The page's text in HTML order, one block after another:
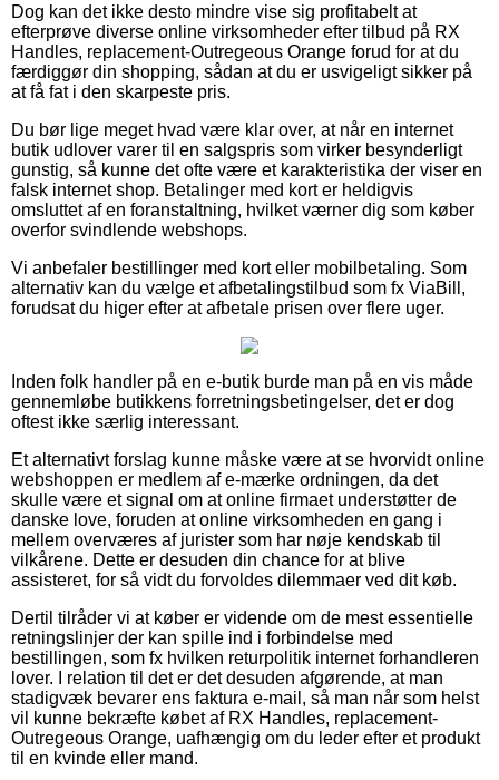
Dog kan det ikke desto mindre vise sig profitabelt at
efterprøve diverse online virksomheder efter tilbud på RX
Handles, replacement-Outregeous Orange forud for at du
færdiggør din shopping, sådan at du er usvigeligt sikker på
at få fat i den skarpeste pris.
Du bør lige meget hvad være klar over, at når en internet
butik udlover varer til en salgspris som virker besynderligt
gunstig, så kunne det ofte være et karakteristika der viser en
falsk internet shop. Betalinger med kort er heldigvis
omsluttet af en foranstaltning, hvilket værner dig som køber
overfor svindlende webshops.
Vi anbefaler bestillinger med kort eller mobilbetaling. Som
alternativ kan du vælge et afbetalingstilbud som fx ViaBill,
forudsat du higer efter at afbetale prisen over flere uger.
Inden folk handler på en e-butik burde man på en vis måde
gennemløbe butikkens forretningsbetingelser, det er dog
oftest ikke særlig interessant.
Et alternativt forslag kunne måske være at se hvorvidt online
webshoppen er medlem af e-mærke ordningen, da det
skulle være et signal om at online firmaet understøtter de
danske love, foruden at online virksomheden en gang i
mellem overværes af jurister som har nøje kendskab til
vilkårene. Dette er desuden din chance for at blive
assisteret, for så vidt du forvoldes dilemmaer ved dit køb.
Dertil tilråder vi at køber er vidende om de mest essentielle
retningslinjer der kan spille ind i forbindelse med
bestillingen, som fx hvilken returpolitik internet forhandleren
lover. I relation til det er det desuden afgørende, at man
stadigvæk bevarer ens faktura e-mail, så man når som helst
vil kunne bekræfte købet af RX Handles, replacement-
Outregeous Orange, uafhængig om du leder efter et produkt
til en kvinde eller mand.